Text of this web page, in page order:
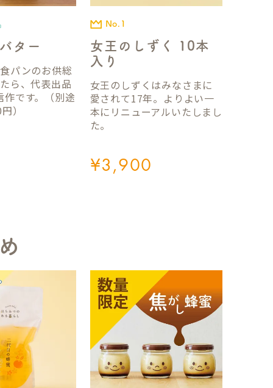
ター
パンのお供総
ら、代表出品
作です。（別途
）
女王のしずく 10本
入り
No.1
¥3,900
女王のしずくはみなさまに
愛されて17年。よりよい一
本にリニューアルいたしまし
た。